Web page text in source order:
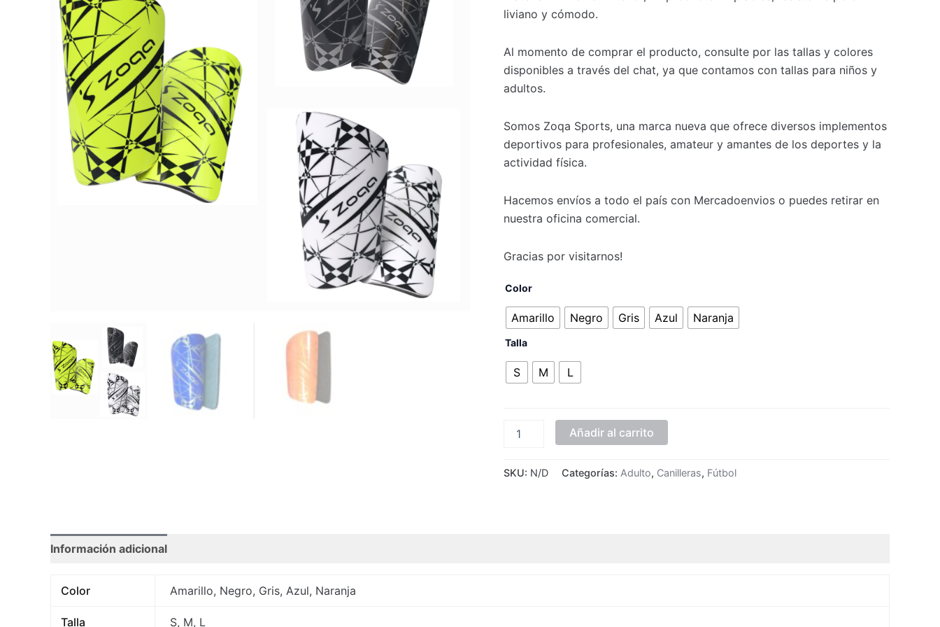
liviano y cómodo.
Al momento de comprar el producto, consulte por las tallas y colores
disponibles a través del chat, ya que contamos con tallas para niños y
adultos.
Somos Zoqa Sports, una marca nueva que ofrece diversos implementos
deportivos para profesionales, amateur y amantes de los deportes y la
actividad física.
Hacemos envíos a todo el país con Mercadoenvios o puedes retirar en
nuestra oficina comercial.
Gracias por visitarnos!
Color
Amarillo Negro Gris Azul Naranja
Talla
S M L
Añadir al carrito
SKU: N/D Categorías: Adulto, Canilleras, Fútbol
Información adicional
Color Amarillo, Negro, Gris, Azul, Naranja
Talla S, M, L